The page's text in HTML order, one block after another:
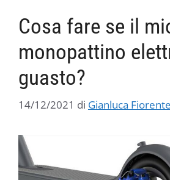
Cosa fare se il
monopattino
guasto?
14/12/2021 di Gianluca Fiorente